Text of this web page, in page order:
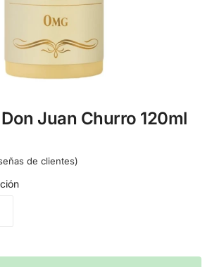
Juan Churro 120ml
de clientes)